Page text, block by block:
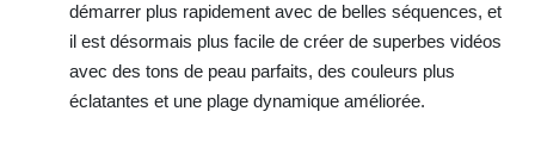
démarrer plus rapidement avec de belles séquences, et
il est désormais plus facile de créer de superbes vidéos
avec des tons de peau parfaits, des couleurs plus
éclatantes et une plage dynamique améliorée.